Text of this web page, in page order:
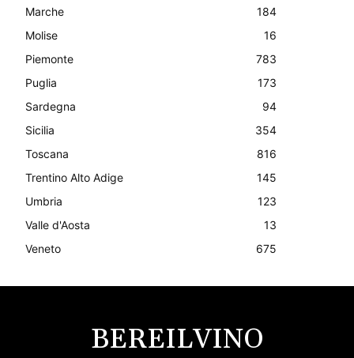
Marche
184
Molise
16
Piemonte
783
Puglia
173
Sardegna
94
Sicilia
354
Toscana
816
Trentino Alto Adige
145
Umbria
123
Valle d'Aosta
13
Veneto
675
BEREILVINO